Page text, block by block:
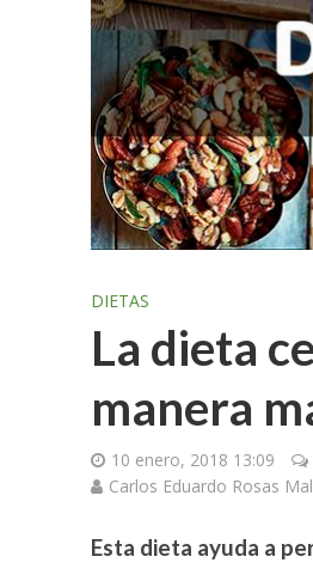
DIETAS
La dieta
manera
10 enero, 2018 13:09
Carlos Eduardo Rosas
Esta dieta ayuda a